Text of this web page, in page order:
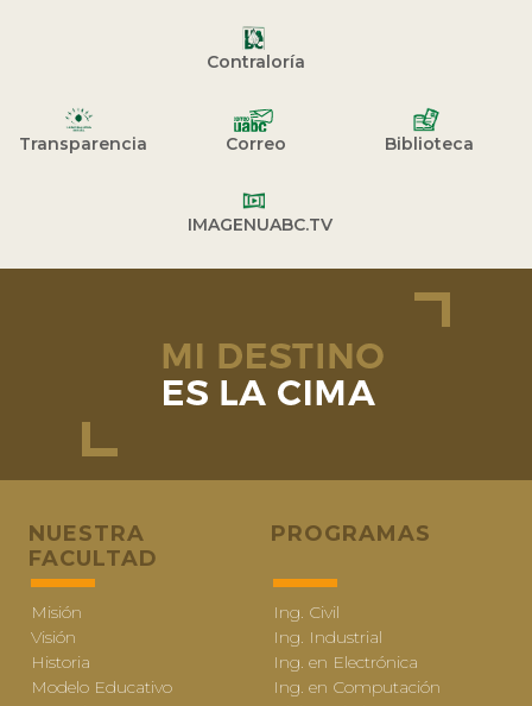
Contraloría
Transparencia Correo Biblioteca
IMAGENUABC.TV
NUESTRA
FACULTAD
Misión
Visión
Historia
Modelo Educativo
PROGRAMAS
Ing. Civil
Ing. Industrial
Ing. en Electrónica
Ing. en Computación